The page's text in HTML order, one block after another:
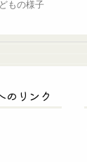
もの様子
のリンク